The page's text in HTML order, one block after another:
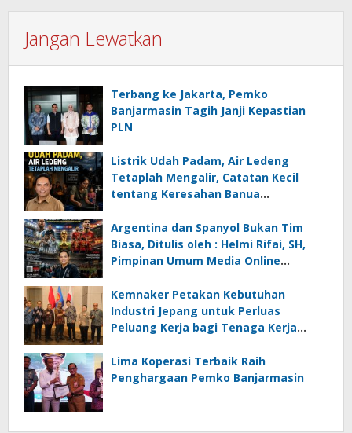
Jangan Lewatkan
Terbang ke Jakarta, Pemko
Banjarmasin Tagih Janji Kepastian
PLN
Listrik Udah Padam, Air Ledeng
Tetaplah Mengalir, Catatan Kecil
tentang Keresahan Banua
Ancaman Lingkungan, Oleh : Helmi
Rifai, SH
Argentina dan Spanyol Bukan Tim
Biasa, Ditulis oleh : Helmi Rifai, SH,
Pimpinan Umum Media Online
Kemnaker Petakan Kebutuhan
Industri Jepang untuk Perluas
Peluang Kerja bagi Tenaga Kerja
Lima Koperasi Terbaik Raih
Penghargaan Pemko Banjarmasin